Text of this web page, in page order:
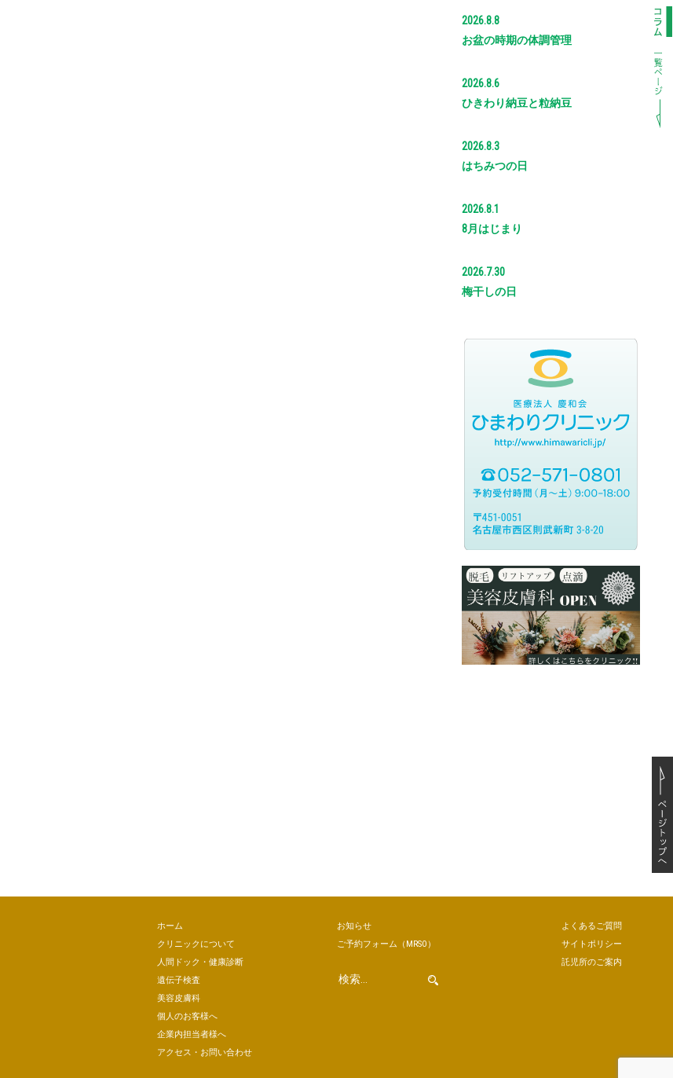
2026.8.8
お盆の時期の体調管理
2026.8.6
ひきわり納豆と粒納豆
2026.8.3
はちみつの日
2026.8.1
8月はじまり
2026.7.30
梅干しの日
ホーム
クリニックについて
人間ドック・健康診断
遺伝子検査
美容皮膚科
個人のお客様へ
企業内担当者様へ
アクセス・お問い合わせ
お知らせ
ご予約フォーム （MRSO）
よくあるご質問
サイトポリシー
託児所のご案内